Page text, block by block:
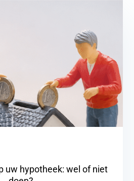
uw hypotheek: wel of niet